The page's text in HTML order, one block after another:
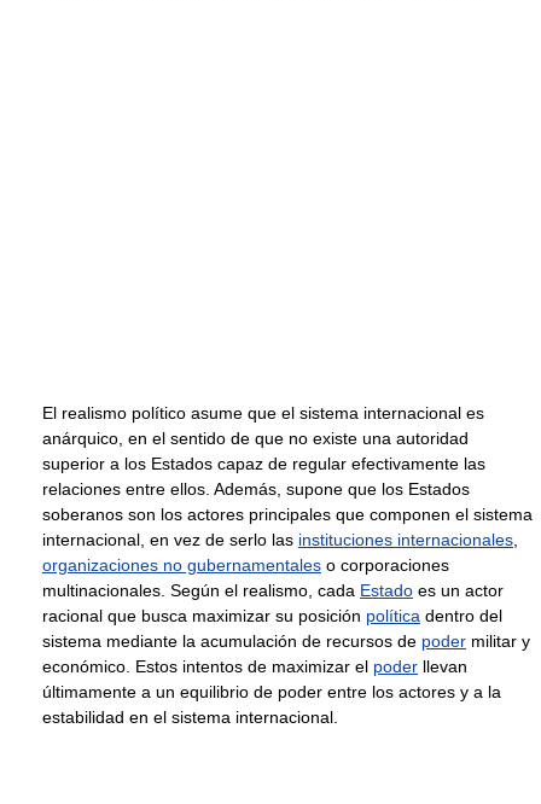
El realismo político asume que el sistema internacional es
anárquico, en el sentido de que no existe una autoridad
superior a los Estados capaz de regular efectivamente las
relaciones entre ellos. Además, supone que los Estados
soberanos son los actores principales que componen el sistema
internacional, en vez de serlo las instituciones internacionales
organizaciones no gubernamentales o corporaciones
multinacionales. Según el realismo, cada Estado es un actor
racional que busca maximizar su posición política dentro del
sistema mediante la acumulación de recursos de poder militar y
económico. Estos intentos de maximizar el poder llevan
últimamente a un equilibrio de poder entre los actores y a la
estabilidad en el sistema internacional.